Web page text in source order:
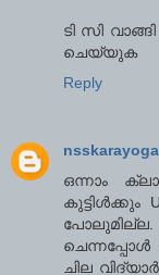
ടി സി
ചെയ്യുക
Reply
ഒന്നാം
കുട്ടിള്‍ക്കും
ചില